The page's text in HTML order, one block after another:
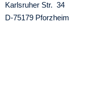
Karlsruher Str. 34
D-75179 Pforzheim